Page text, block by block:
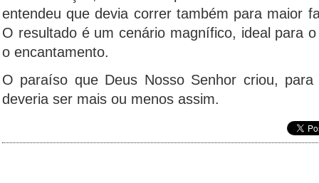
entendeu que devia correr também para maior
O resultado é um cenário magnífico, ideal para
o encantamento.
O paraíso que Deus Nosso Senhor criou,
deveria ser mais ou menos assim.